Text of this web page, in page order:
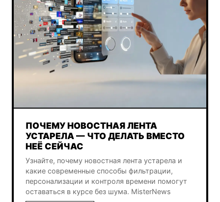
ПОЧЕМУ НОВОСТНАЯ ЛЕНТА
УСТАРЕЛА — ЧТО ДЕЛАТЬ ВМЕСТО
НЕЁ СЕЙЧАС
Узнайте, почему новостная лента устарела и
какие современные способы фильтрации,
персонализации и контроля времени помогут
оставаться в курсе без шума. MisterNews